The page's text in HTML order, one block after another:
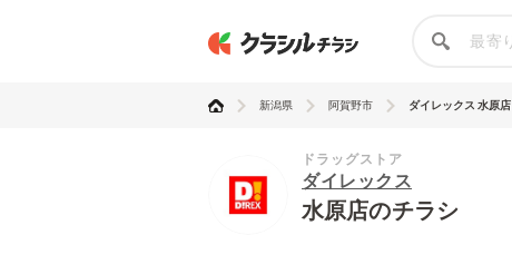
新潟県 阿賀野市 ダイレックス 水原店
ドラッグストア
ダイレックス
水原店のチラシ